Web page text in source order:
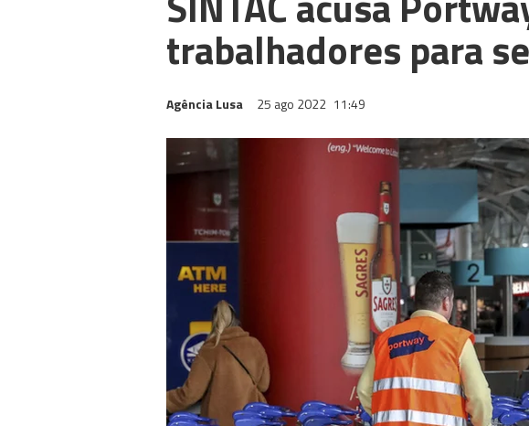
trabalhadores para
Agência Lusa 25 ago 2022 11:49